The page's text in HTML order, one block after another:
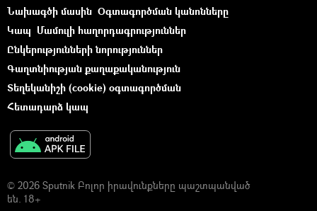
Նախագծի մասին Օգտագործման կանոնները
Կապ Մամուլի հաղորդագրություններ
Ընկերությունների նորություններ
Գաղտնիության քաղաքականություն
Տեղեկանիշի (cookie) օգտագործման
Հետադարձ կապ
© 2026 Sputnik Բոլոր իրավունքները պաշտպանված
են. 18+